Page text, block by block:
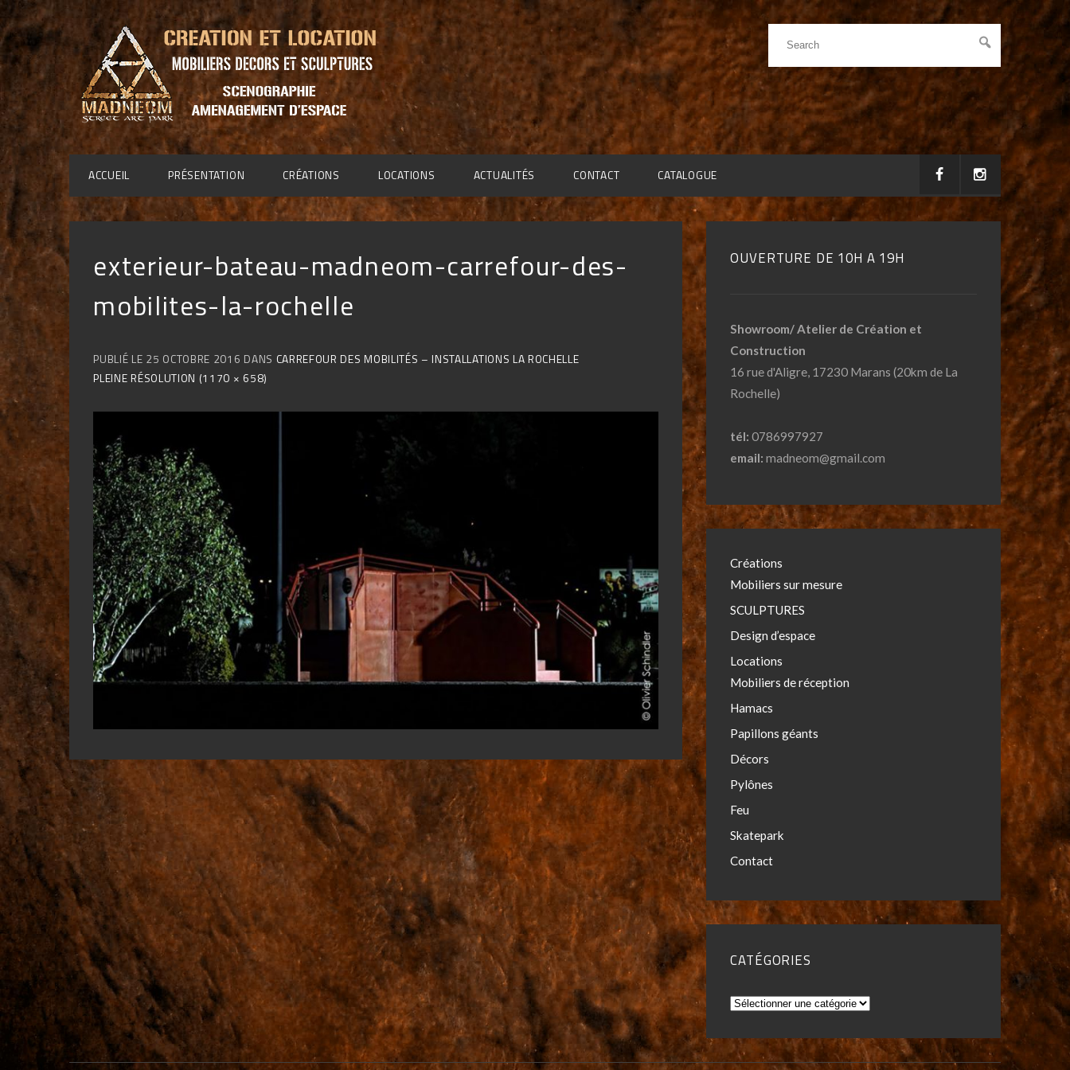
ACCUEIL PRÉSENTATION CRÉATIONS LOCATIONS ACTUALITÉS CONTACT CATALOGUE
exterieur-bateau-madneom-carrefour-des-
mobilites-la-rochelle
PUBLIÉ LE 25 OCTOBRE 2016 DANS CARREFOUR DES MOBILITÉS – INSTALLATIONS LA ROCHELLE
PLEINE RÉSOLUTION (1170 × 658)
OUVERTURE DE 10H A 19H
Showroom/ Atelier de Création et
Construction
16 rue d'Aligre, 17230 Marans (20km de La
Rochelle)
tél: 0786997927
email: madneom@gmail.com
Créations
Mobiliers sur mesure
SCULPTURES
Design d’espace
Locations
Mobiliers de réception
Hamacs
Papillons géants
Décors
Pylônes
Feu
Skatepark
Contact
CATÉGORIES